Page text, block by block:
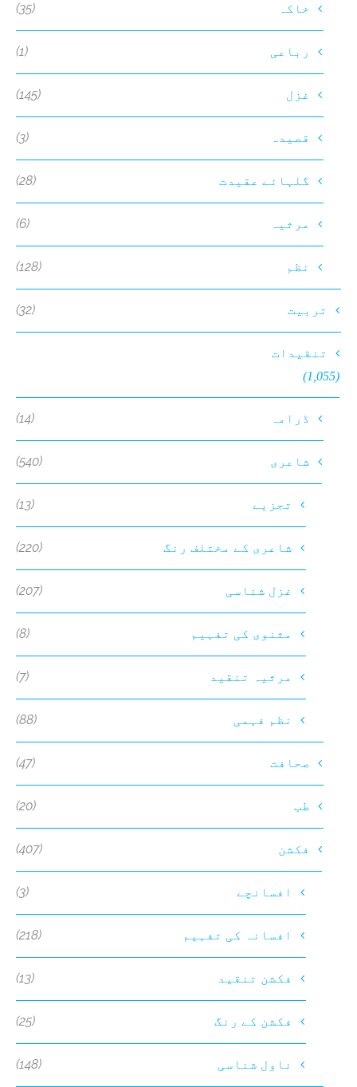
خاکہ (35)
رباعی (1)
غزل (145)
قصیدہ (3)
گلہائے عقیدت (28)
مرثیہ (6)
نظم (128)
تربیت (32)
تنقیدات
(1,055)
ڈرامہ (14)
شاعری (540)
تجزیے (13)
شاعری کے مختلف رنگ (220)
غزل شناسی (207)
مثنوی کی تفہیم (8)
مرثیہ تنقید (7)
نظم فہمی (88)
صحافت (47)
طب (20)
فکشن (407)
افسانچے (3)
افسانہ کی تفہیم (218)
فکشن تنقید (13)
فکشن کے رنگ (25)
ناول شناسی (148)